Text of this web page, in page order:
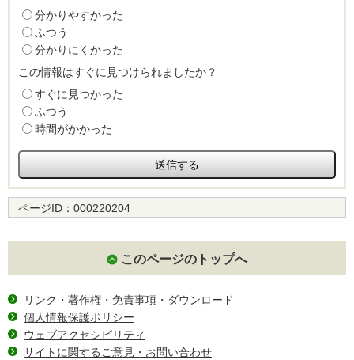
分かりやすかった
ふつう
分かりにくかった
この情報はすぐに見つけられましたか？
すぐに見つかった
ふつう
時間がかかった
ページID： 000220204
このページのトップへ
リンク・著作権・免責事項・ダウンロード
個人情報保護ポリシー
ウェブアクセシビリティ
サイトに関するご意見・お問い合わせ